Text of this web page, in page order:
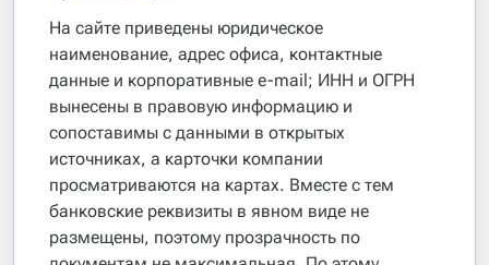
На сайте приведены юридическое
наименование, адрес офиса, контактные
данные и корпоративные e-mail; ИНН и ОГРН
вынесены в правовую информацию и
сопоставимы с данными в открытых
источниках, а карточки компании
просматриваются на картах. Вместе с тем
банковские реквизиты в явном виде не
размещены, поэтому прозрачность по